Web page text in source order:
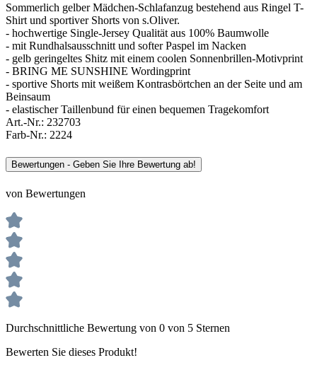
Sommerlich gelber Mädchen-Schlafanzug bestehend aus Ringel T-
Shirt und sportiver Shorts von s.Oliver.
- hochwertige Single-Jersey Qualität aus 100% Baumwolle
- mit Rundhalsausschnitt und softer Paspel im Nacken
- gelb geringeltes Shitz mit einem coolen Sonnenbrillen-Motivprint
- BRING ME SUNSHINE Wordingprint
- sportive Shorts mit weißem Kontrasbörtchen an der Seite und am
Beinsaum
- elastischer Taillenbund für einen bequemen Tragekomfort
Art.-Nr.: 232703
Farb-Nr.: 2224
Bewertungen - Geben Sie Ihre Bewertung ab!
von Bewertungen
Durchschnittliche Bewertung von 0 von 5 Sternen
Bewerten Sie dieses Produkt!